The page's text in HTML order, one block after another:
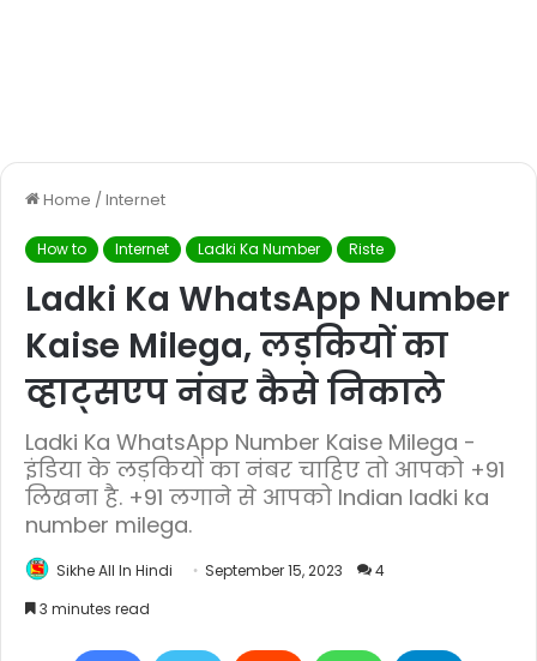
Home /Internet
How to Internet Ladki Ka Number Riste
Ladki Ka WhatsApp Number
Kaise Milega, लड़कियों का
व्हाट्सएप नंबर कैसे निकाले
Ladki Ka WhatsApp Number Kaise Milega -
इंडिया के लड़कियों का नंबर चाहिए तो आपको +91
लिखना है. +91 लगाने से आपको Indian ladki ka
number milega.
Sikhe All In Hindi September 15, 2023
4
3 minutes read